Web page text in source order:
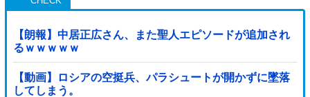
【朗報】中居正広さん、また聖人エピソードが追加され
るｗｗｗｗｗ
【動画】ロシアの空挺兵、パラシュートが開かずに墜落
してしまう。